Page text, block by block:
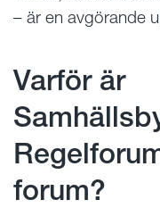
– är en avgörande
Varför är
forum?